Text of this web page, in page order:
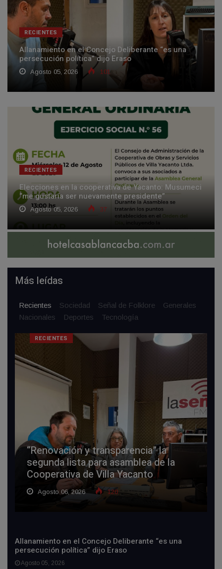
RECIENTES
Allanamiento en el Concejo Deliberante “es una
persecución política” dijo Eraso
Agosto 05, 2026 101
RECIENTES
Elecciones en la cooperativa de Yacanto: Musumeci
“me gustaría ser nuevamente presidente”
Agosto 05, 2026 37
Más leídas
Recientes Sociedad Señal de Folklore
Generales
Nacionales
Deportes Tecnología
RECIENTES
“Renovación y transparencia” la
segunda lista para asamblea de la
Cooperativa de Villa Yacanto
Agosto 06, 2026 120
Allanamiento en el Concejo Deliberante “es una
persecución política” dijo Eraso
Agosto 05, 2026